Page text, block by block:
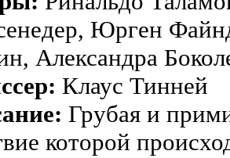
Юрген
Александра
Клаус Тинней
Грубая и
которой